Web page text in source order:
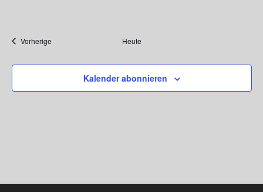
VorherigeVeranstaltungen Heute
Kalender abonnieren